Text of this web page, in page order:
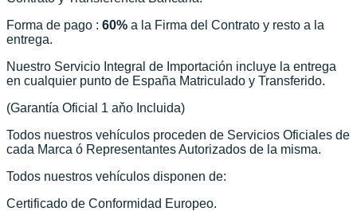
Forma de pago : 60% a la Firma del Contrato y resto a la
entrega.
Nuestro Servicio Integral de Importación incluye la entrega
en cualquier punto de España Matriculado y Transferido.
(Garantía Oficial 1 aňo Incluida)
Todos nuestros vehículos proceden de Servicios Oficiales de
cada Marca ó Representantes Autorizados de la misma.
Todos nuestros vehículos disponen de:
Certificado de Conformidad Europeo.